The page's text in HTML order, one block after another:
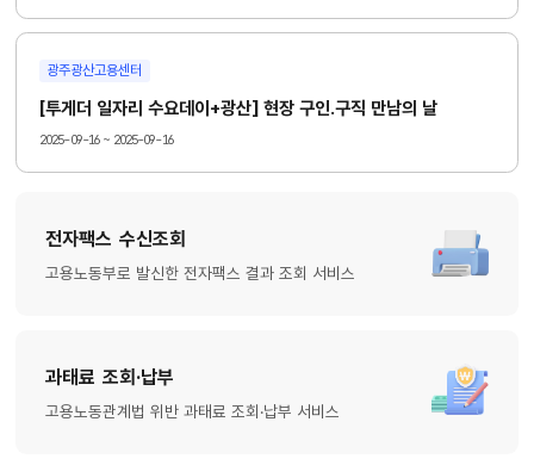
광주광산고용센터
[투게더 일자리 수요데이+광산] 현장 구인.구직 만남의 날
2025-09-16 ~ 2025-09-16
전자팩스 수신조회
고용노동부로 발신한 전자팩스 결과 조회 서비스
과태료 조회·납부
고용노동관계법 위반 과태료 조회·납부 서비스